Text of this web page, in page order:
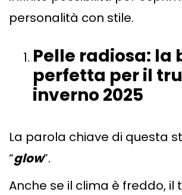
personalità con stile.
Pelle radiosa: la
perfetta per il
inverno 2025
La parola chiave di questa
“glow”.
Anche se il clima è freddo, il